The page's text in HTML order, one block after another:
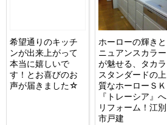
希望通りのキッチ
ンが出来上がって
本当に嬉しいで
す！とお喜びのお
声が届きました☆
ホーローの輝きと
ニュアンスカラー
が魅せる、タカラ
スタンダードの上
質なホーローＳＫ
『トレーシア』へ
リフォーム！江別
市戸建